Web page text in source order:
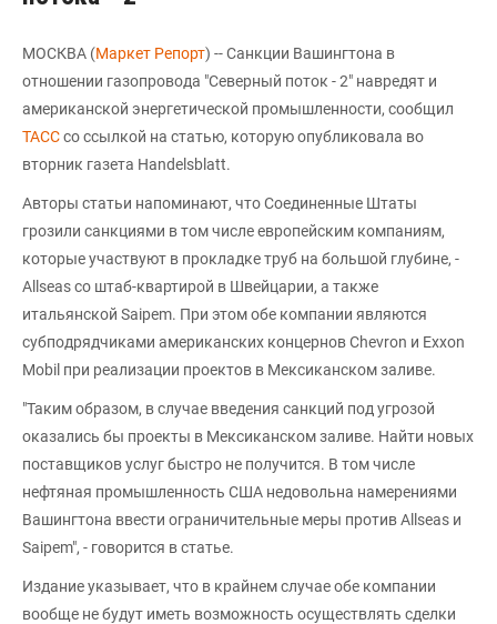
МОСКВА (Маркет Репорт) -- Санкции Вашингтона в
отношении газопровода "Северный поток - 2" навредят и
американской энергетической промышленности, сообщил
ТАССсо ссылкой на статью, которую опубликовала во
вторник газета Handelsblatt.
Авторы статьи напоминают, что Соединенные Штаты
грозили санкциями в том числе европейским компаниям,
которые участвуют в прокладке труб на большой глубине, -
Allseas со штаб-квартирой в Швейцарии, а также
итальянской Saipem. При этом обе компании являются
субподрядчиками американских концернов Chevron и Exxon
Mobil при реализации проектов в Мексиканском заливе.
"Таким образом, в случае введения санкций под угрозой
оказались бы проекты в Мексиканском заливе. Найти новых
поставщиков услуг быстро не получится. В том числе
нефтяная промышленность США недовольна намерениями
Вашингтона ввести ограничительные меры против Allseas и
Saipem", - говорится в статье.
Издание указывает, что в крайнем случае обе компании
вообще не будут иметь возможность осуществлять сделки